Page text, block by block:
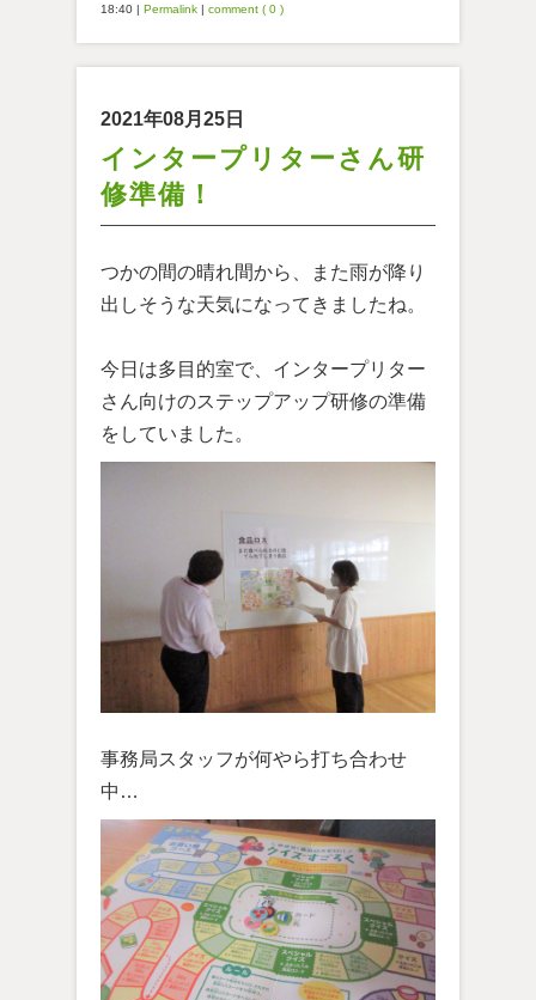
18:40 | Permalink | comment ( 0 )
2021年08月25日
インタープリターさん研
修準備！
つかの間の晴れ間から、また雨が降り
出しそうな天気になってきましたね。
今日は多目的室で、インタープリター
さん向けのステップアップ研修の準備
をしていました。
事務局スタッフが何やら打ち合わせ
中…